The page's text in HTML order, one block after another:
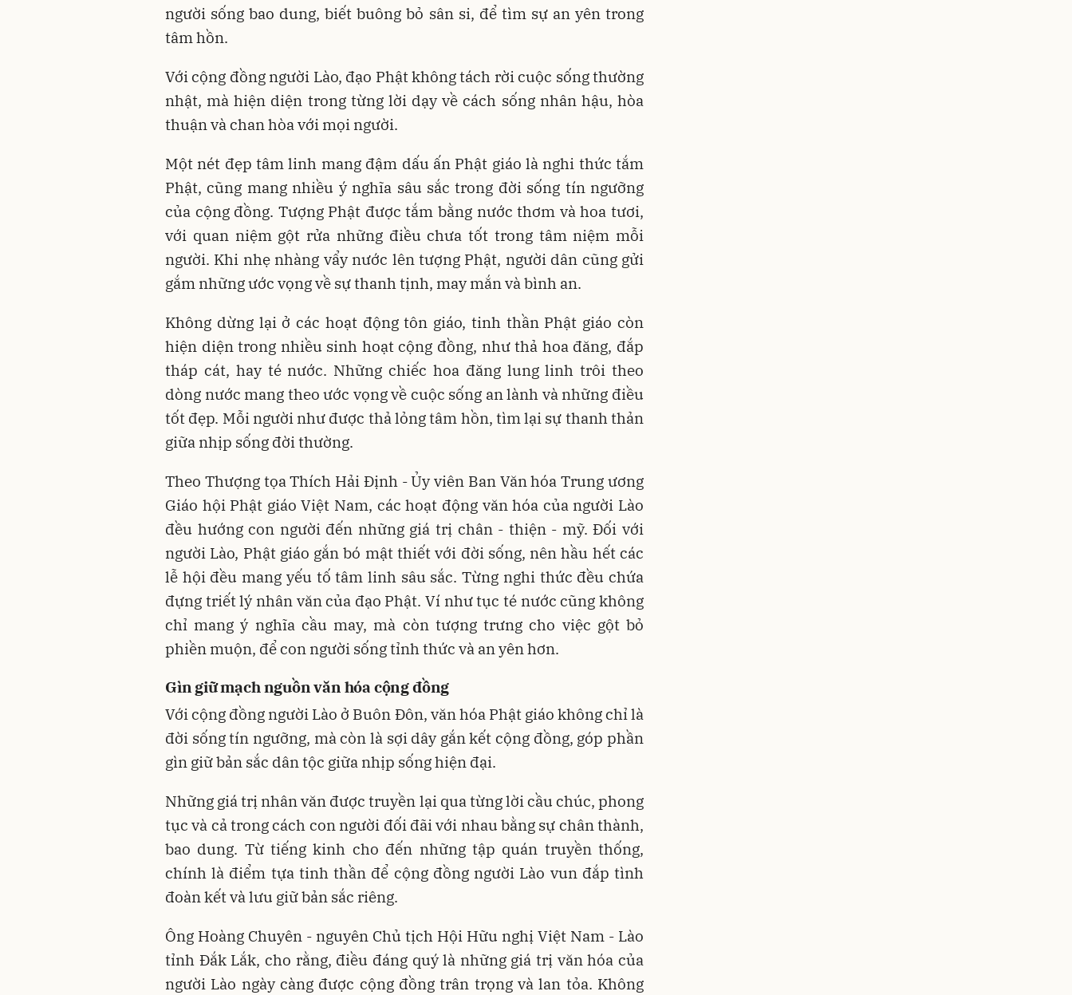
người sống bao dung, biết buông bỏ sân si, để tìm sự an yên trong
tâm hồn.
Với cộng đồng người Lào, đạo Phật không tách rời cuộc sống thường
nhật, mà hiện diện trong từng lời dạy về cách sống nhân hậu, hòa
thuận và chan hòa với mọi người.
Một nét đẹp tâm linh mang đậm dấu ấn Phật giáo là nghi thức tắm
Phật, cũng mang nhiều ý nghĩa sâu sắc trong đời sống tín ngưỡng
của cộng đồng. Tượng Phật được tắm bằng nước thơm và hoa tươi,
với quan niệm gột rửa những điều chưa tốt trong tâm niệm mỗi
người. Khi nhẹ nhàng vẩy nước lên tượng Phật, người dân cũng gửi
gắm những ước vọng về sự thanh tịnh, may mắn và bình an.
Không dừng lại ở các hoạt động tôn giáo, tinh thần Phật giáo còn
hiện diện trong nhiều sinh hoạt cộng đồng, như thả hoa đăng, đắp
tháp cát, hay té nước. Những chiếc hoa đăng lung linh trôi theo
dòng nước mang theo ước vọng về cuộc sống an lành và những điều
tốt đẹp. Mỗi người như được thả lỏng tâm hồn, tìm lại sự thanh thản
giữa nhịp sống đời thường.
Theo Thượng tọa Thích Hải Định - Ủy viên Ban Văn hóa Trung ương
Giáo hội Phật giáo Việt Nam, các hoạt động văn hóa của người Lào
đều hướng con người đến những giá trị chân - thiện - mỹ. Đối với
người Lào, Phật giáo gắn bó mật thiết với đời sống, nên hầu hết các
lễ hội đều mang yếu tố tâm linh sâu sắc. Từng nghi thức đều chứa
đựng triết lý nhân văn của đạo Phật. Ví như tục té nước cũng không
chỉ mang ý nghĩa cầu may, mà còn tượng trưng cho việc gột bỏ
phiền muộn, để con người sống tỉnh thức và an yên hơn.
Gìn giữ mạch nguồn văn hóa cộng đồng
Với cộng đồng người Lào ở Buôn Đôn, văn hóa Phật giáo không chỉ là
đời sống tín ngưỡng, mà còn là sợi dây gắn kết cộng đồng, góp phần
gìn giữ bản sắc dân tộc giữa nhịp sống hiện đại.
Những giá trị nhân văn được truyền lại qua từng lời cầu chúc, phong
tục và cả trong cách con người đối đãi với nhau bằng sự chân thành,
bao dung. Từ tiếng kinh cho đến những tập quán truyền thống,
chính là điểm tựa tinh thần để cộng đồng người Lào vun đắp tình
đoàn kết và lưu giữ bản sắc riêng.
Ông Hoàng Chuyên - nguyên Chủ tịch Hội Hữu nghị Việt Nam - Lào
tỉnh Đắk Lắk, cho rằng, điều đáng quý là những giá trị văn hóa của
người Lào ngày càng được cộng đồng trân trọng và lan tỏa. Không